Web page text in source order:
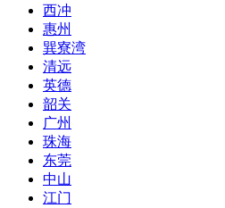
西冲
惠州
巽寮湾
清远
英德
韶关
广州
珠海
东莞
中山
江门